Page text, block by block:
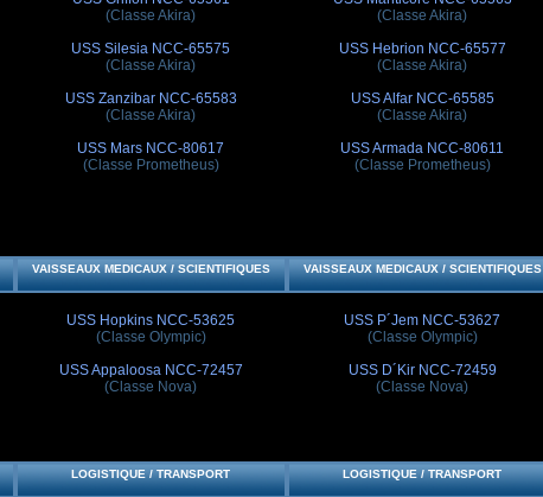
(Classe Akira)
USS Silesia NCC-65575
(Classe Akira)
USS Zanzibar NCC-65583
(Classe Akira)
USS Mars NCC-80617
(Classe Prometheus)
(Classe Akira)
USS Hebrion NCC-65577
(Classe Akira)
USS Alfar NCC-65585
(Classe Akira)
USS Armada NCC-80611
(Classe Prometheus)
VAISSEAUX MEDICAUX / SCIENTIFIQUES VAISSEAUX MEDICAUX / SCIENTIFIQUES
USS Hopkins NCC-53625
(Classe Olympic)
USS Appaloosa NCC-72457
(Classe Nova)
USS P´Jem NCC-53627
(Classe Olympic)
USS D´Kir NCC-72459
(Classe Nova)
LOGISTIQUE / TRANSPORT LOGISTIQUE / TRANSPORT